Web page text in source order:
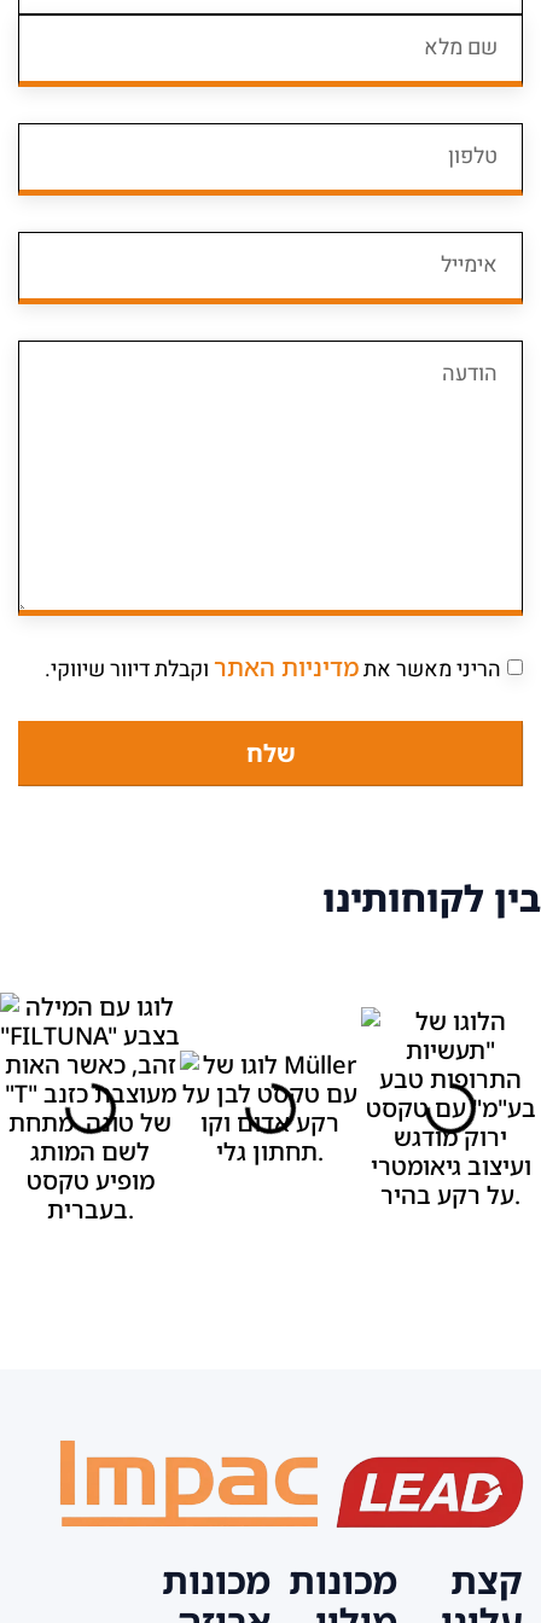
הריני מאשר אתמדיניות האתרוקבלת דיוור שיווקי.
שלח
בין לקוחותינו
קצת
מכונות מכונות